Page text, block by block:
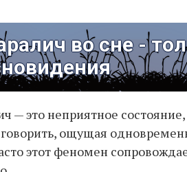
во сне -
— это неприятное
говорить, ощущая
этот феномен